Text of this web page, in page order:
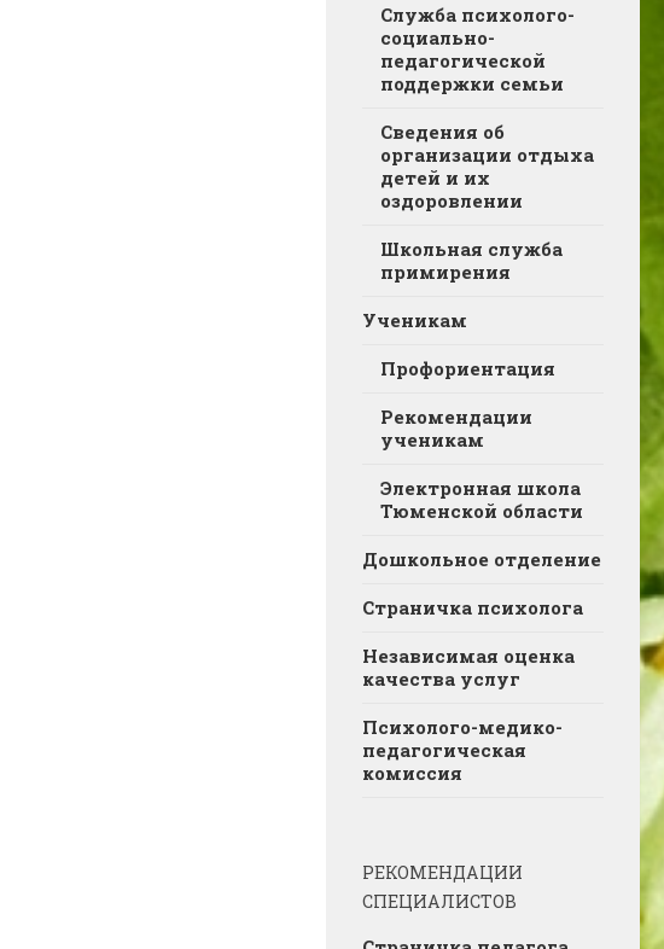
Служба психолого-
социально-
педагогической
поддержки семьи
Сведения об
организации отдыха
детей и их
оздоровлении
Школьная служба
примирения
Ученикам
Профориентация
Рекомендации
ученикам
Электронная школа
Тюменской области
Дошкольное отделение
Страничка психолога
Независимая оценка
качества услуг
Психолого-медико-
педагогическая
комиссия
РЕКОМЕНДАЦИИ
СПЕЦИАЛИСТОВ